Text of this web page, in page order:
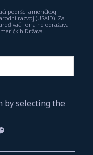
podršci američkog
razvoj (USAID). Za
i ona ne odražava
Država.
by selecting the